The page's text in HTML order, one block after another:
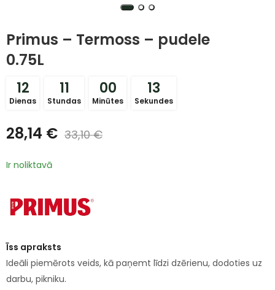
Primus – Termoss – pudele
0.75L
12
Dienas
11
Stundas
00
Minūtes
12
Sekundes
28,14 € 33,10€
Ir noliktavā
Īss apraksts
Ideāli piemērots veids, kā paņemt līdzi dzērienu, dodoties uz
darbu, pikniku.